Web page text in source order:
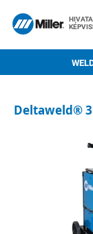
Deltaweld®